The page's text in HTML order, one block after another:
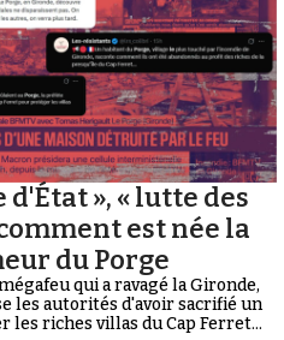
d'État », « lutte des
est née la
du Porge
qui a ravagé la Gironde,
les autorités d'avoir sacrifié un
les riches villas du Cap Ferret...